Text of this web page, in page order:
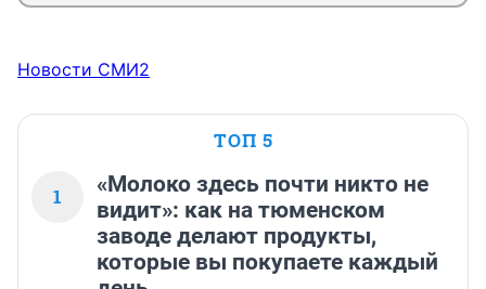
Новости СМИ2
ТОП 5
1
«Молоко здесь почти никто не
видит»: как на тюменском
заводе делают продукты,
которые вы покупаете каждый